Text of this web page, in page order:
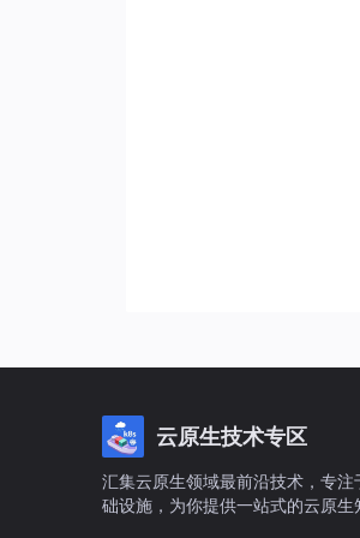
云原生技术专区
汇集云原生领域最前沿技术，专
础设施，为你提供一站式的云原生